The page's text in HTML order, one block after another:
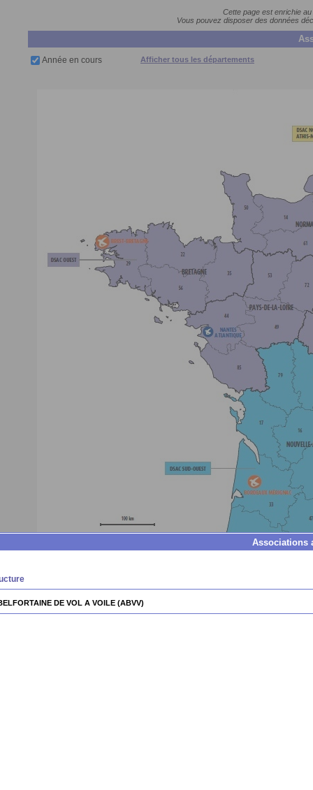
Cette page est enrichie
Vous pouvez disposer des données
Année en cours Afficher tous les départements
DE VOL A VOILE (ABVV)
Associations